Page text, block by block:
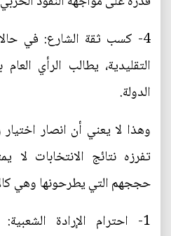
4- كسب ثقة الشارع: في
التقليدية، يطالب الرأي
الدولة.
وهذا لا يعني أن انصار
تفرزه نتائج الانتخابات
حججهم التي يطرحونها وهي
1- احترام الإرادة